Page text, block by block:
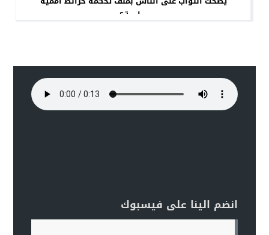
صارمة؟
انضم الينا على فيسبوك